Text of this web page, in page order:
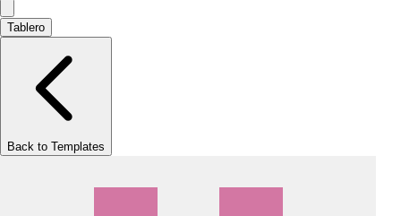
Tablero
Back to Templates